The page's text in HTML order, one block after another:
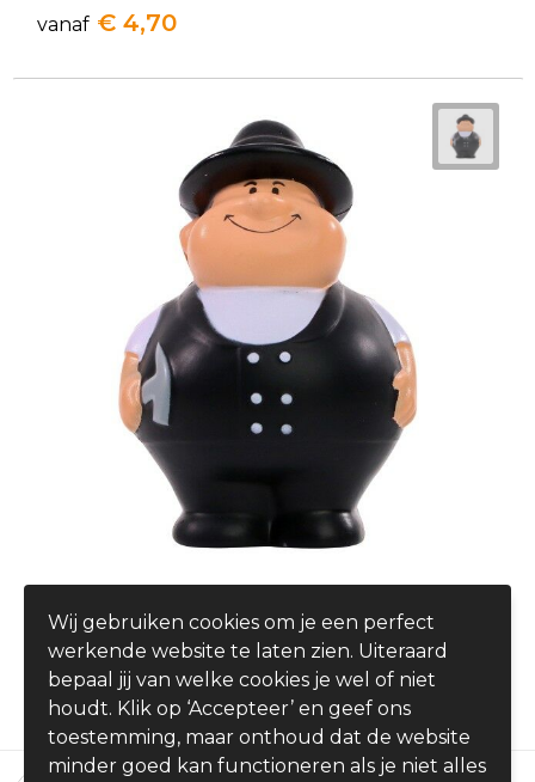
vanaf € 4,70
Roofer Bert®
vanaf € 4,19
Wij gebruiken cookies om je een perfect
werkende website te laten zien. Uiteraard
bepaal jij van welke cookies je wel of niet
houdt. Klik op ‘Accepteer’ en geef ons
toestemming, maar onthoud dat de website
minder goed kan functioneren als je niet alles